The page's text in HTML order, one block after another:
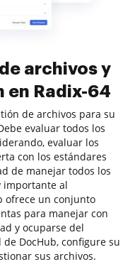
archivos y
en Radix-64
de archivos para su
evaluar todos los
evaluar los
con los estándares
de manejar todos los
importante al
ofrece un conjunto
para manejar con
y ocuparse del
DocHub, configure su
sus archivos.